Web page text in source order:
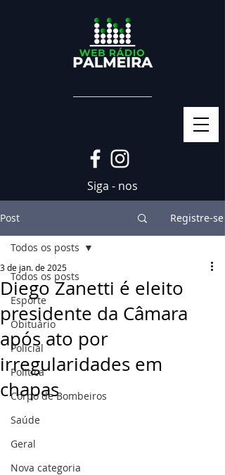
Siga - nos
Post Registre-se
Todos os posts
Esporte
Obituário
Policial
Politica
Corpo de Bombeiros
Saúde
Geral
Nova categoria
Todos os posts
Diego Zanetti é eleito
presidente da Câmara
após ato por
irregularidades em
chapas
3 de jan. de 2025